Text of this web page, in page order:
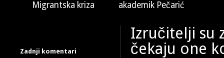
Migrantska kriza akademik Pečarić
Zadnji komentari
Izručitelji su
čekaju one